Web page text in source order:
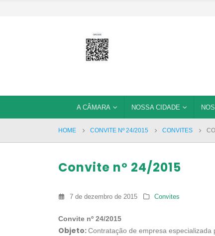
A CÂMARA NOSSA CIDADE
HOME CONVITE Nº 24/2015 CONVITES
Convite nº 24/2015
7 de dezembro de 2015 Convites
Convite nº 24/2015
Objeto:Contratação de empresa